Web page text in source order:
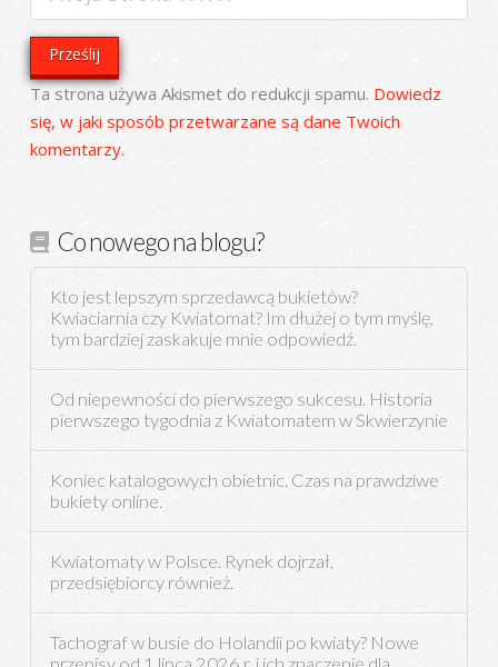
Ta strona używa Akismet do redukcji spamu. Dowiedz
się, w jaki sposób przetwarzane są dane Twoich
komentarzy.
Co nowego na blogu?
Kto jest lepszym sprzedawcą bukietów?
Kwiaciarnia czy Kwiatomat? Im dłużej o tym myślę,
tym bardziej zaskakuje mnie odpowiedź.
Od niepewności do pierwszego sukcesu. Historia
pierwszego tygodnia z Kwiatomatem w Skwierzynie
Koniec katalogowych obietnic. Czas na prawdziwe
bukiety online.
Kwiatomaty w Polsce. Rynek dojrzał,
przedsiębiorcy również.
Tachograf w busie do Holandii po kwiaty? Nowe